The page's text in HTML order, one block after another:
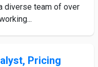
diverse team of over
Pricing